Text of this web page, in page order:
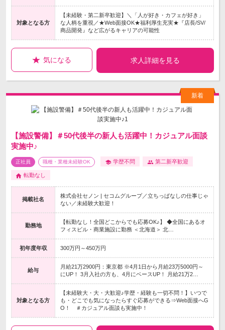
対象となる方
【未経験・第二新卒歓迎】＼「人が好き・カフェが好き」
な人柄を重視／★Web面接OK★福利厚生充実★『店長/SV/
商品開発』など広がるキャリアの可能性
気になる 求人詳細を見る
【施設警備】＃50代後半の新人も活躍中！カジュアル面談
実施中♪
正社員 職種・業種未経験OK 学歴不問 第二新卒歓迎
転勤なし
掲載社名
株式会社セノン | セコムグループ／立ちっぱなしの仕事じゃ
ない／未経験大歓迎！
勤務地
【転勤なし！全国どこからでも応募OK♪】 ◆全国にあるオ
フィスビル・商業施設に勤務 ＜北海道＞ 北…
初年度年収 300万円～450万円
給与
月給21万2900円：東京都 ※4月1日から月給23万5000円～
にUP！ 3月入社の方も、4月にベースUP！ 月給21万2…
対象となる方
【未経験大・大・大歓迎♪学歴・経験も一切不問！】いつで
も・どこでも気になったらすぐ応募ができる⇒Web面接へG
O！ ＃カジュアル面談も実施中！